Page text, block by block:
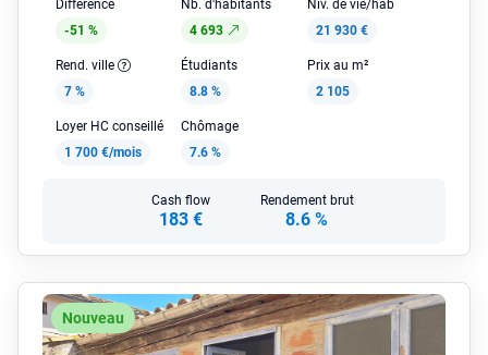
Différence
-51 %
Nb. d'habitants
4 693
Niv. de vie/hab
21 930 €
Rend. ville
7 %
Étudiants
8.8 %
Prix au m²
2 105
Loyer HC conseillé
1 700 €/mois
Chômage
7.6 %
Cash flow
183 €
Rendement brut
8.6 %
Nouveau